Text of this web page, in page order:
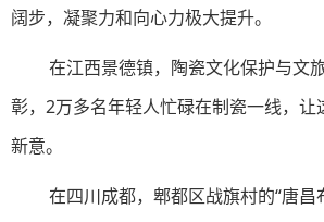
阔步，凝聚力和向心力极大提升。
在江西景德镇，陶瓷文化保护与文
彰，2万多名年轻人忙碌在制瓷一线，让
新意。
在四川成都，郫都区战旗村的“唐昌